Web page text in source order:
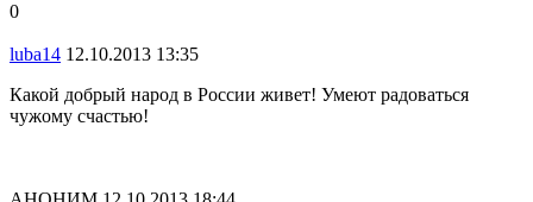
0
luba14 12.10.2013 13:35
Какой добрый народ в России живет! Умеют радоваться
чужому счастью!